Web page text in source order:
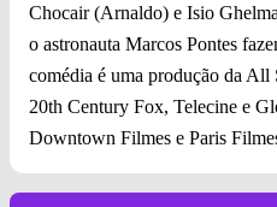
Chocair (Arnaldo) e Isio
o astronauta Marcos Pontes
comédia é uma produção da All
20th Century Fox, Telecine e
Downtown Filmes e Paris